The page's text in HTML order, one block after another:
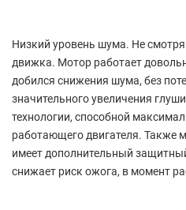
Низкий уровень шума. Не
движка. Мотор работает
добился снижения шума, без
значительного увеличения
технологии, способной
работающего двигателя. Также
имеет дополнительный
снижает риск ожога, в момент